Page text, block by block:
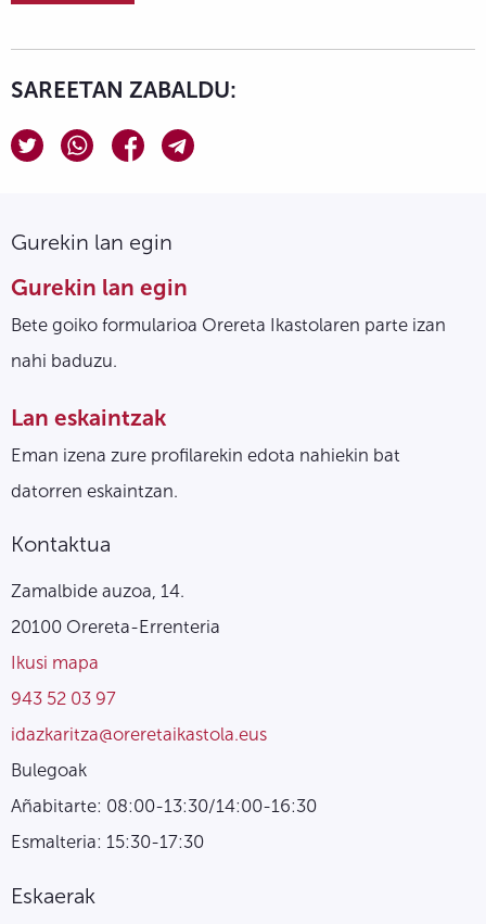
SAREETAN ZABALDU:
Gurekin lan egin
Gurekin lan egin
Bete goiko formularioa Orereta Ikastolaren parte izan
nahi baduzu.
Lan eskaintzak
Eman izena zure profilarekin edota nahiekin bat
datorren eskaintzan.
Kontaktua
Zamalbide auzoa, 14.
20100 Orereta-Errenteria
Ikusi mapa
943 52 03 97
idazkaritza@oreretaikastola.eus
Bulegoak
Añabitarte: 08:00-13:30/14:00-16:30
Esmalteria: 15:30-17:30
Eskaerak